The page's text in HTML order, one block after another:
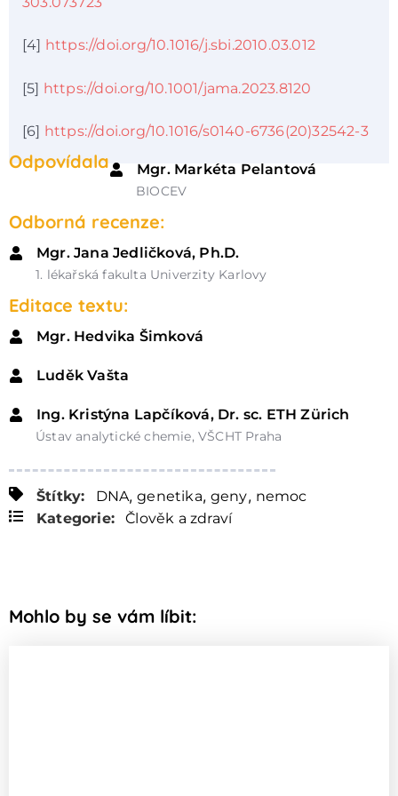
[4] https://doi.org/10.1016/j.sbi.2010.03.012
[5] https://doi.org/10.1001/jama.2023.8120
[6] https://doi.org/10.1016/s0140-6736(20)32542-3
Odpovídala Mgr. Markéta Pelantová
BIOCEV
Odborná recenze:
Mgr. Jana Jedličková, Ph.D.
1. lékařská fakulta Univerzity Karlovy
Editace textu:
Mgr. Hedvika Šimková
Luděk Vašta
Ing. Kristýna Lapčíková, Dr. sc. ETH Zürich
Ústav analytické chemie, VŠCHT Praha
Štítky: DNA, genetika, geny, nemoc
Kategorie:
Člověk a zdraví
Mohlo by se vám líbit: